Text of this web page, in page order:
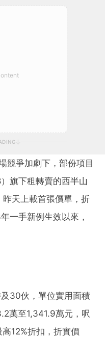
競爭加劇下，部份項目
旗下租轉賣的西半山
天上載首張價單，折
一手新例生效以來，
30伙，單位實用面積
萬至1,341.9萬元，呎
12%折扣，折實價